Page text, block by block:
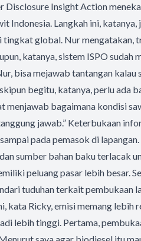
Insight Action
Indonesia. Langkah ini,
tingkat global. Nur mengatakan,
katanya, sistem ISPO sudah
bisa mejawab tantangan kalau
begitu, katanya, perlu ada
menjawab bagaimana kondisi
jawab.” Keterbukaan
pada pemasok di
sumber bahan baku terlacak
peluang pasar lebih besar.
tuduhan terkait pembukaan
kata Ricky, emisi memang lebih
lebih tinggi. Pertama,